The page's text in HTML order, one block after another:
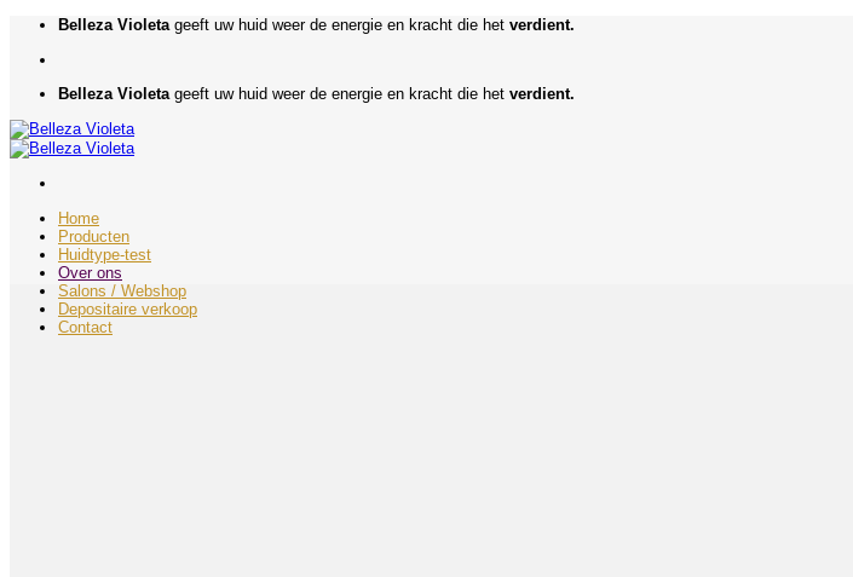
inhoud
Belleza Violetageeft uw huid weer de energie en kracht die het verdient.
Belleza Violetageeft uw huid weer de energie en kracht die het verdient.
Home
Producten
Huidtype-test
Over ons
Salons / Webshop
Depositaire verkoop
Contact